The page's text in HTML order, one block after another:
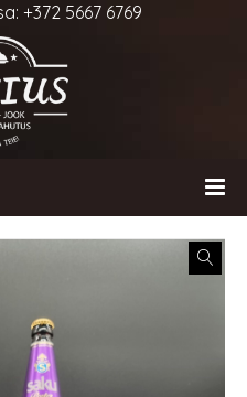
+372 5667 6769